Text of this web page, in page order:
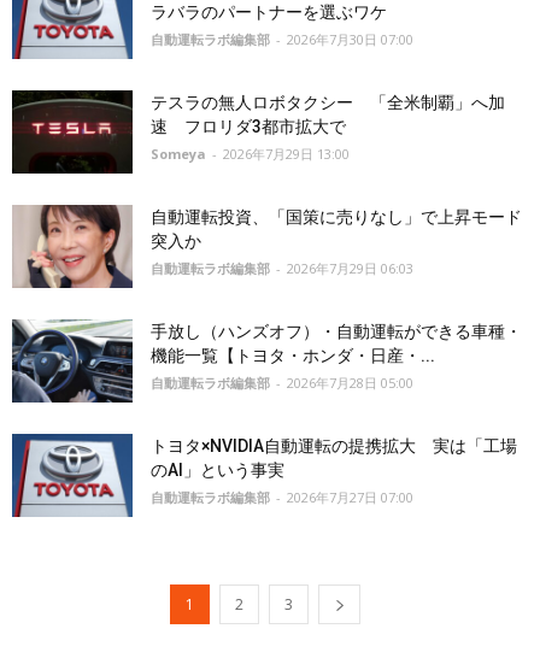
ラバラのパートナーを選ぶワケ
自動運転ラボ編集部 - 2026年7月30日 07:00
テスラの無人ロボタクシー 「全米制覇」へ加
速 フロリダ3都市拡大で
Someya - 2026年7月29日 13:00
自動運転投資、「国策に売りなし」で上昇モード
突入か
自動運転ラボ編集部 - 2026年7月29日 06:03
手放し（ハンズオフ）・自動運転ができる車種・
機能一覧【トヨタ・ホンダ・日産・...
自動運転ラボ編集部 - 2026年7月28日 05:00
トヨタ×NVIDIA自動運転の提携拡大 実は「工場
のAI」という事実
自動運転ラボ編集部 - 2026年7月27日 07:00
1 2 3